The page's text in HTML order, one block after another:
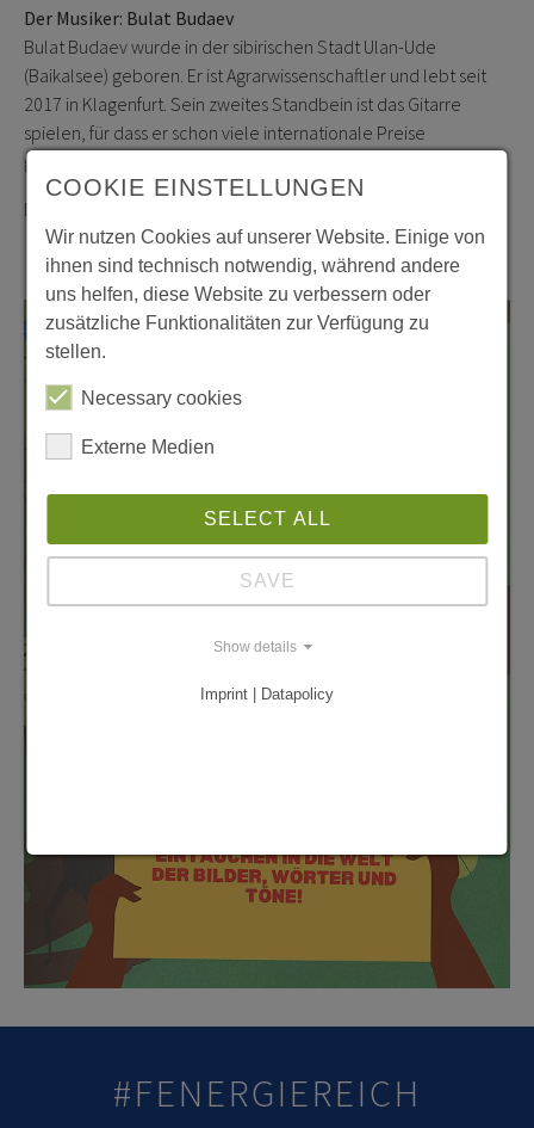
Der Musiker: Bulat Budaev
Bulat Budaev wurde in der sibirischen Stadt Ulan-Ude
(Baikalsee) geboren. Er ist Agrarwissenschaftler und lebt seit
2017 in Klagenfurt. Sein zweites Standbein ist das Gitarre
spielen, für dass er schon viele internationale Preise
gewonnen hat.
Download Ankündigungsplakat
#FENERGIEREICH
COOKIE EINSTELLUNGEN
Wir nutzen Cookies auf unserer Website. Einige von
ihnen sind technisch notwendig, während andere
uns helfen, diese Website zu verbessern oder
zusätzliche Funktionalitäten zur Verfügung zu
stellen.
Necessary cookies
Externe Medien
SELECT ALL
SAVE
Show details
Imprint | Datapolicy